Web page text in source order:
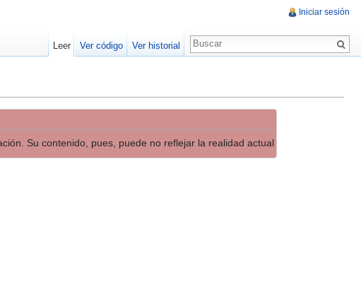
Su contenido, pues, puede no reflejar la realidad actual
Iniciar sesión
Leer Ver código Ver historial